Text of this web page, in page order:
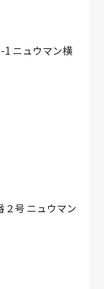
ニュウマン横
号 ニュウマン